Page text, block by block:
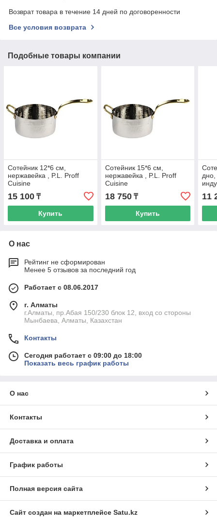
Возврат товара в течение 14 дней по договоренности
Все условия возврата
Подобные товары компании
Сотейник 12*6 см,
нержавейка , P.L. Proff
Cuisine
15 100 ₸
Купить
Сотейник 15*6 см,
нержавейка , P.L. Proff
Cuisine
18 750₸
Купить
11
О нас
Рейтинг не сформирован
Менее 5 отзывов за последний год
Работает с 08.06.2017
г. Алматы
г.Алматы, пр.Абая 150/230 блок 12, вход со стороны
Мынбаева, Алматы, Казахстан
Контакты
Сегодня работает с 09:00 до 18:00
Показать весь график работы
О нас
Контакты
Доставка и оплата
График работы
Полная версия сайта
Сайт создан на маркетплейсе Satu.kz